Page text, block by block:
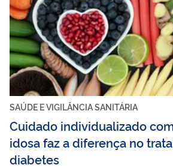
SAÚDE E VIGILÂNCIA SANITÁRIA
Cuidado individualizado
idosa faz a diferença no
diabetes